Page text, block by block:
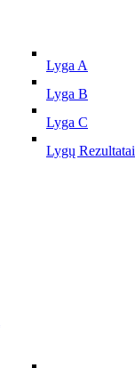
Lyga A
Lyga B
Lyga C
Lygų Rezultatai